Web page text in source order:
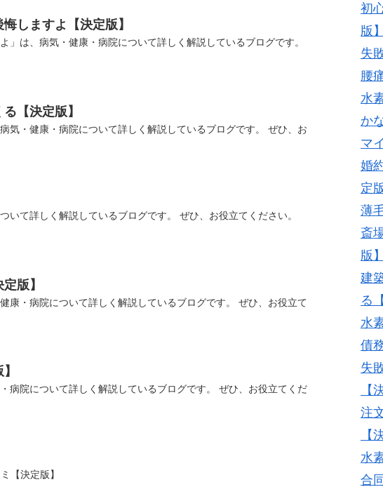
しますよ【決定版】
」は、病気・健康・病院について詳しく解説しているブログです。
【決定版】
気・健康・病院について詳しく解説しているブログです。 ぜひ、お
いて詳しく解説しているブログです。 ぜひ、お役立てください。
版】
康・病院について詳しく解説しているブログです。 ぜひ、お役立て
病院について詳しく解説しているブログです。 ぜひ、お役立てくだ
【決定版】
初
版】
失
腰
水
か
マ
婚
定
薄
斎
版】
建
る
水
債
失
【
注
【
水
合